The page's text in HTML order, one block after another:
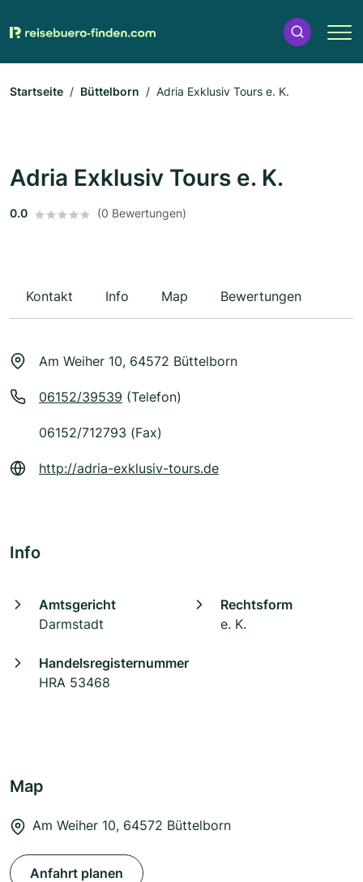
Startseite Büttelborn Adria Exklusiv Tours e. K.
Adria Exklusiv Tours e. K.
0.0 (0 Bewertungen)
Kontakt Info Map Bewertungen
Am Weiher 10, 64572 Büttelborn
06152/39539 (Telefon)
06152/712793 (Fax)
http://adria-exklusiv-tours.de
Info
Amtsgericht
Darmstadt
Rechtsform
e. K.
Handelsregisternummer
HRA 53468
Map
Am Weiher 10, 64572 Büttelborn
Anfahrt planen